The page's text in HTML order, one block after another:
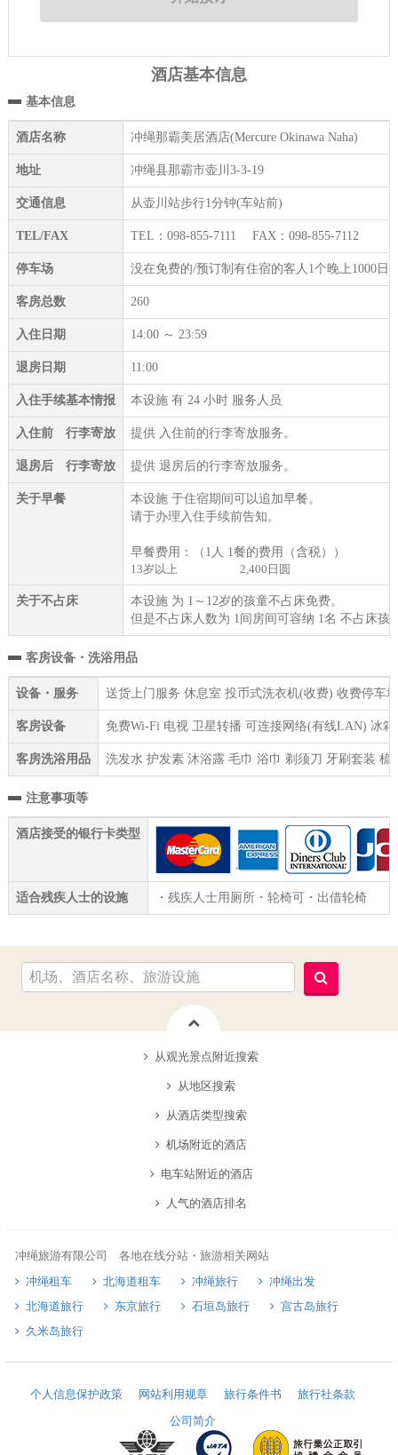
酒店基本信息
基本信息
酒店名称 冲绳那霸美居酒店(Mercure Okinawa Naha)
地址 冲绳县那霸市壶川3-3-19
交通信息 从壶川站步行1分钟(车站前)
TEL/FAX TEL：098-855-7111 FAX：098-855-7112
停车场 没在免费的/预订制有住宿的客人1个晚上1000日
客房总数 260
入住日期 14:00 ～ 23:59
退房日期 11:00
入住手续基本情报 本设施 有 24 小时 服务人员
入住前 行李寄放 提供 入住前的行李寄放服务。
退房后 行李寄放 提供 退房后的行李寄放服务。
关于早餐
本设施 于住宿期间可以追加早餐。
请于办理入住手续前告知。
早餐费用：（1人 1餐的费用（含税））
13岁以上
2,400日圆
关于不占床
本设施 为 1～12岁的孩童不占床免费。
但是不占床人数为 1间房间可容纳 1名 不占床孩
客房设备・洗浴用品
设备・服务 送货上门服务 休息室 投币式洗衣机(收费) 收费停车
客房设备 免费Wi-Fi 电视 卫星转播 可连接网络(有线LAN) 冰
客房洗浴用品 洗发水 护发素 沐浴露 毛巾 浴巾 剃须刀 牙刷套装 梳
注意事项等
酒店接受的银行卡类型
适合残疾人士的设施 ・残疾人士用厕所・轮椅可・出借轮椅
从观光景点附近搜索
从地区搜索
从酒店类型搜索
机场附近的酒店
电车站附近的酒店
人气的酒店排名
冲绳旅游有限公司 各地在线分站・旅游相关网站
冲绳租车
北海道租车 冲绳旅行
冲绳出发
北海道旅行
东京旅行 石垣岛旅行
宫古岛旅行
久米岛旅行
个人信息保护政策 网站利用规章 旅行条件书
旅行社条款
公司简介